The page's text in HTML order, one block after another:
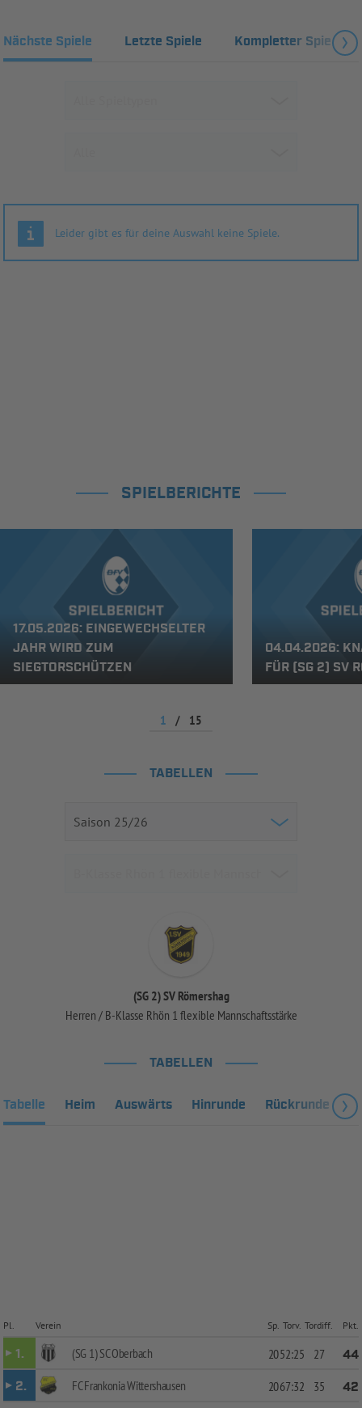
Nächste Spiele Letzte Spiele Kompletter Spielplan
Leider gibt es für deine Auswahl keine Spiele.
SPIELBERICHTE
17.05.2026: EINGEWECHSELTER
JAHR WIRD ZUM
SIEGTORSCHÜTZEN
04.04.2026:
FÜR (SG 2) SV
1 / 15
TABELLEN
(SG 2) SV Römershag
Herren / B-Klasse Rhön 1 flexible Mannschaftsstärke
TABELLEN
Tabelle Heim Auswärts Hinrunde Rückrunde
Pl. Verein Sp. Torv. Tordiff. Pkt.
1. (SG 1) SC Oberbach 2052:25 27
44
2.
FC Frankonia Wittershausen 2067:32 35
42